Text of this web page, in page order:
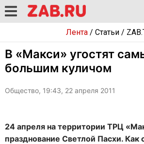
Лента/ Статьи/
В «Макси» угостят
большим куличом
Общество, 19:43, 22 апреля 2011
24 апреля на территории ТРЦ
празднование Светлой Пасхи. Как